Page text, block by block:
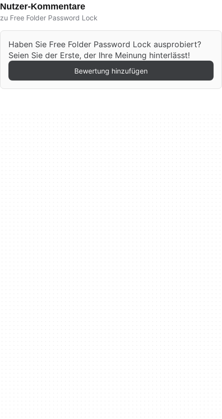
Nutzer-Kommentare
zu Free Folder Password Lock
Haben Sie Free Folder Password Lock ausprobiert?
Seien Sie der Erste, der Ihre Meinung hinterlässt!
Bewertung hinzufügen